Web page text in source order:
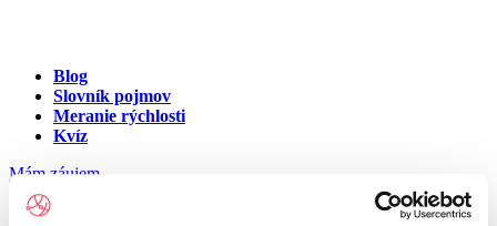
Blog
Slovník pojmov
Meranie rýchlosti
Kvíz
Mám záujem